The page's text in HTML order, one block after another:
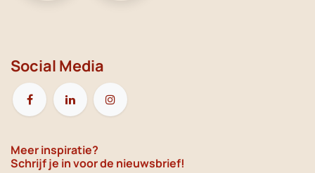
Social Media
Meer inspiratie?
Schrijf je in voor de nieuwsbrief!